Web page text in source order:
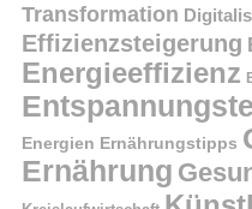
Transformation
Effizienzsteigerung
Energieeffizienz
Energien Ernährungstipps
Ernährung